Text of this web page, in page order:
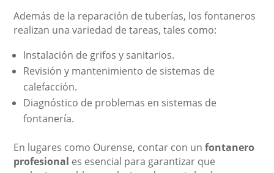
Además de la reparación de tuberías, los fontaneros
realizan una variedad de tareas, tales como:
Instalación de grifos y sanitarios.
Revisión y mantenimiento de sistemas de
calefacción.
Diagnóstico de problemas en sistemas de
fontanería.
En lugares como Ourense, contar con unfontanero
profesional es esencial para garantizar que